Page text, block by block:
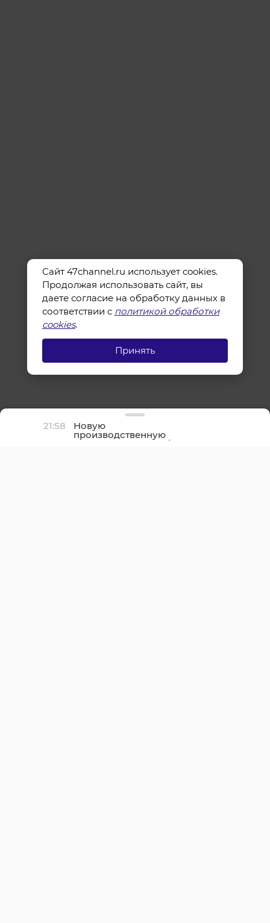
21:58 Новую
производственную
площадку птицефабрики
Сайт 47channel.ru использует cookies.
Продолжая использовать сайт, вы
даете согласие на обработку данных в
соответствии с политикой обработки
cookies.
Принять